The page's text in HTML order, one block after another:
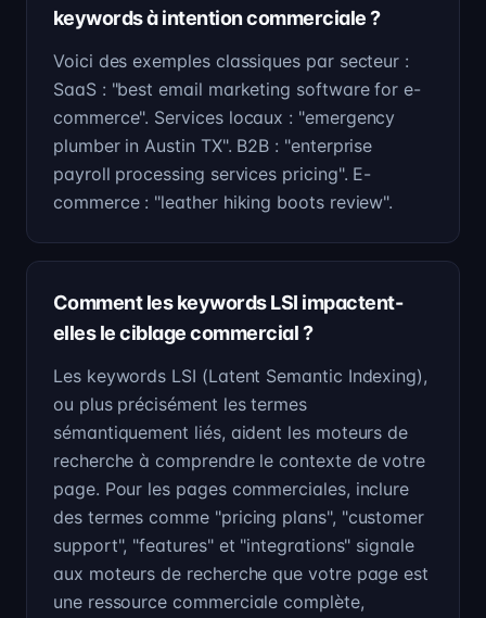
keywords à intention commerciale ?
Voici des exemples classiques par secteur :
SaaS : "best email marketing software for e-
commerce". Services locaux : "emergency
plumber in Austin TX". B2B : "enterprise
payroll processing services pricing". E-
commerce : "leather hiking boots review".
Comment les keywords LSI impactent-
elles le ciblage commercial ?
Les keywords LSI (Latent Semantic Indexing),
ou plus précisément les termes
sémantiquement liés, aident les moteurs de
recherche à comprendre le contexte de votre
page. Pour les pages commerciales, inclure
des termes comme "pricing plans", "customer
support", "features" et "integrations" signale
aux moteurs de recherche que votre page est
une ressource commerciale complète,